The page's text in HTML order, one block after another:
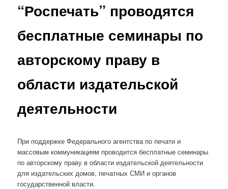
“Роспечать” проводятся
бесплатные семинары по
авторскому праву в
области издательской
деятельности
При поддержке Федерального агентства по печати и
массовым коммуникациям проводится бесплатные семинары
по авторскому праву в области издательской деятельности
для издательских домов, печатных СМИ и органов
государственной власти.